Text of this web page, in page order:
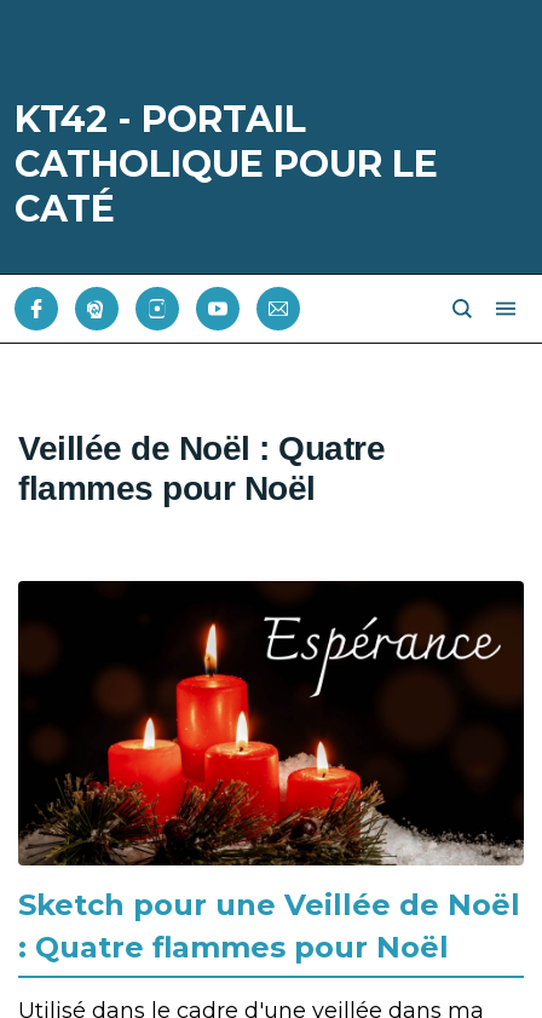
KT42 - PORTAIL
CATHOLIQUE POUR LE
CATÉ
Veillée de Noël : Quatre
flammes pour Noël
Sketch pour une Veillée de Noël
: Quatre flammes pour Noël
Utilisé dans le cadre d'une veillée dans ma